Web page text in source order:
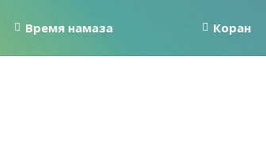
Время намаза Коран